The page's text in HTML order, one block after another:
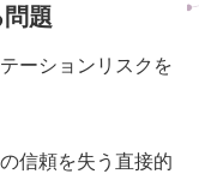
題
ーションリスクを
信頼を失う直接的